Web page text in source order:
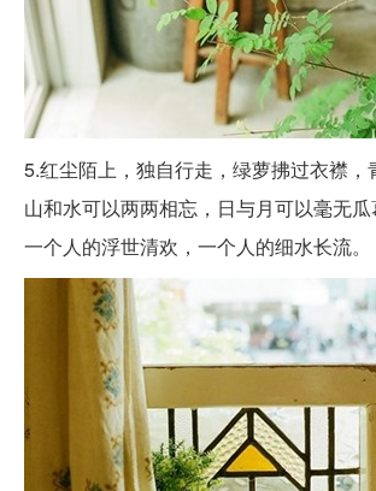
5.红尘陌上，独自行走，绿萝拂过衣襟，
山和水可以两两相忘，日与月可以毫无
一个人的浮世清欢，一个人的细水长流。